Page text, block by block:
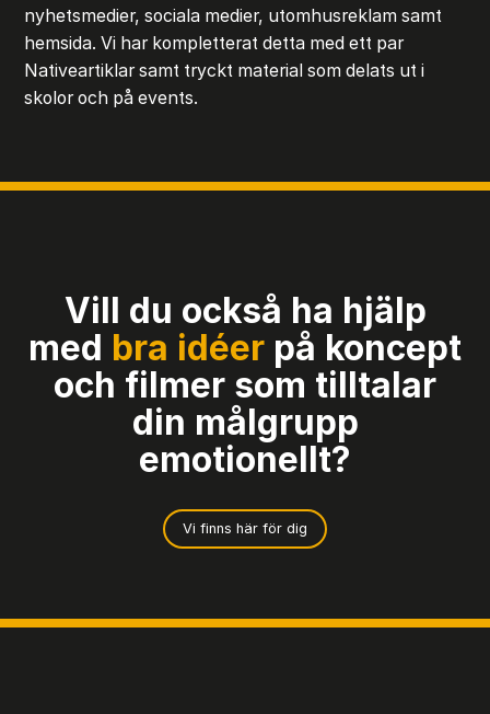
nyhetsmedier, sociala medier, utomhusreklam samt
hemsida. Vi har kompletterat detta med ett par
Nativeartiklar samt tryckt material som delats ut i
skolor och på events.
Vill du också ha hjälp
med bra idéer på koncept
och filmer som tilltalar
din målgrupp
emotionellt?
Vi finns här för dig